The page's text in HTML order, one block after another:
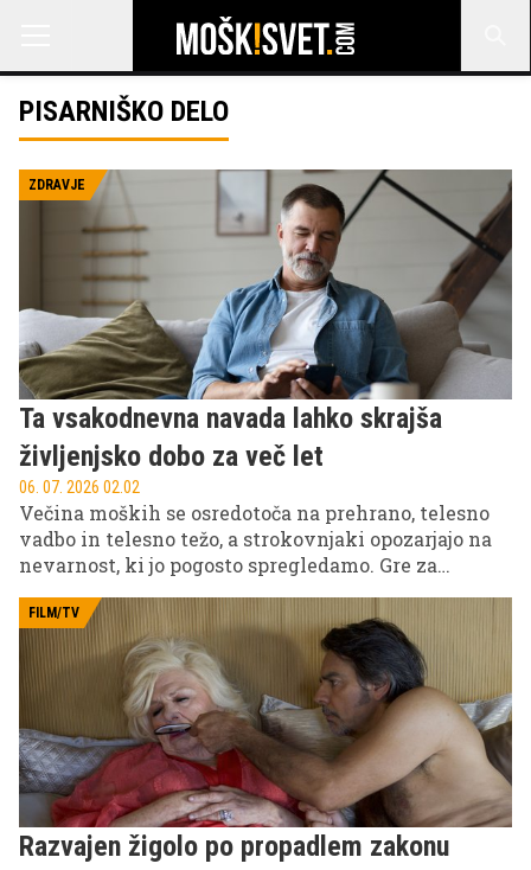
PISARNIŠKO DELO
ZDRAVJE
Ta vsakodnevna navada lahko skrajša
življenjsko dobo za več let
06. 07. 2026 02.02
Večina moških se osredotoča na prehrano, telesno
vadbo in telesno težo, a strokovnjaki opozarjajo na
nevarnost, ki jo pogosto spregledamo. Gre za
sodobnega načina življenja. Raziskave kažejo, da
lahko več ur neprekinjenega sedenja poveča
tveganje za bolezni srca, sladkorno bolezen tipa 2,
nekatere vrste raka in prezgodnjo smrt, tudi pri
ljudeh, ki sicer redno telovadijo.
FILM/TV
Razvajen žigolo po propadlem zakonu